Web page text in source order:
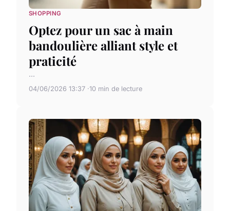
SHOPPING
Optez pour un sac à main
bandoulière alliant style et
praticité
...
04/06/2026 13:37 10 min de lecture